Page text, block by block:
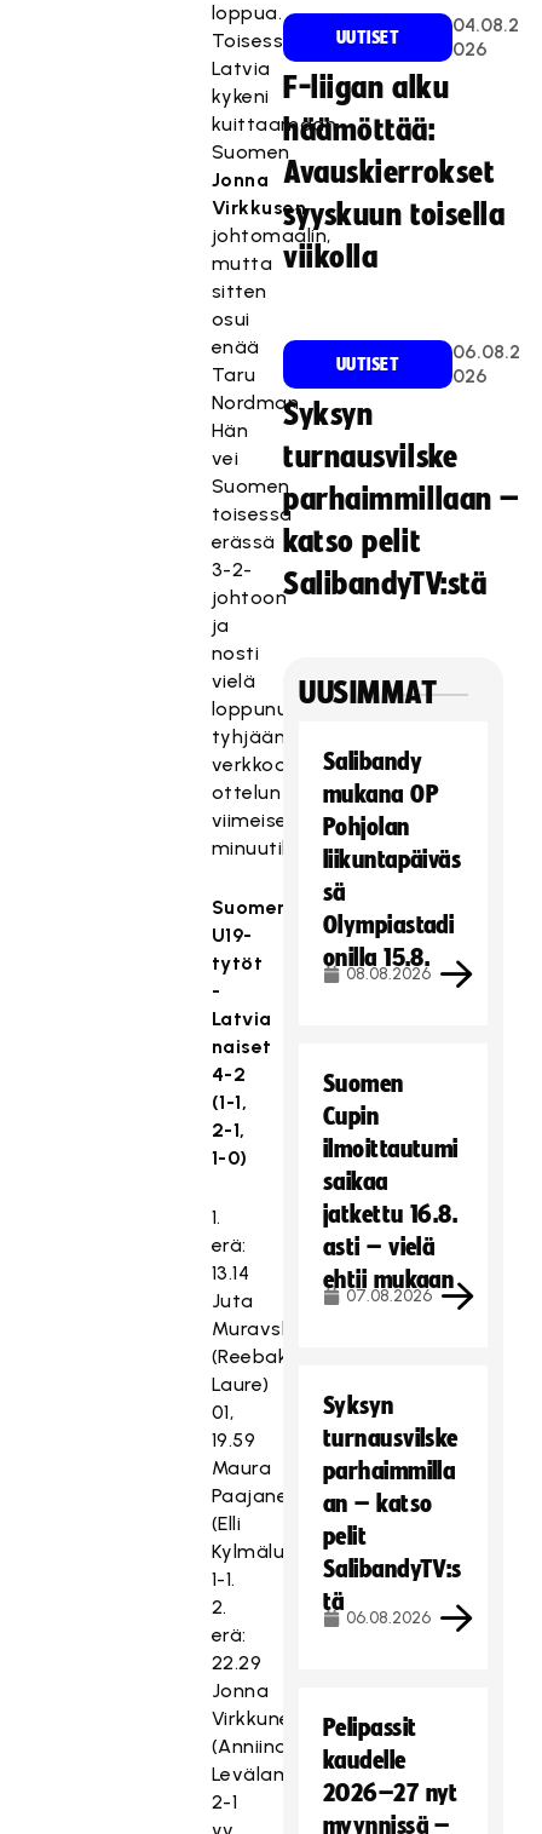
loppua.
Toisessa
Latvia
kykeni
kuittaamaan
Suomen
Jonna
Virkkusen
johtomaalin,
mutta
sitten
osui
enää
Taru
Nordman.
Hän
vei
Suomen
toisessa
erässä
3-2-
johtoon
ja
nosti
vielä
loppunumerot
tyhjään
verkkoon
ottelun
viimeisellä
minuutilla.
Suomen
U19-
tytöt
-
Latvia
naiset
4-2
(1-1,
2-1,
1-0)
1.
erä:
13.14
Juta
Muravska
(Reebaka
Laure)
01,
19.59
Maura
Paajanen
(Elli
Kylmäluoma)
1-1.
2.
erä:
22.29
Jonna
Virkkunen
(Anniina
Levälampi)
2-1
UUTISET
04.08.2
026
F-liigan alku
häämöttää:
Avauskierrokset
syyskuun toisella
viikolla
UUTISET
06.08.2
026
Syksyn
turnausvilske
parhaimmillaan –
katso pelit
SalibandyTV:stä
UUSIMMAT
Salibandy
mukana OP
Pohjolan
liikuntapäiväs
sä
Olympiastadi
onilla 15.8.
08.08.2026
Suomen
Cupin
ilmoittautumi
saikaa
jatkettu 16.8.
asti – vielä
ehtii mukaan
07.08.2026
Syksyn
turnausvilske
parhaimmilla
an – katso
pelit
SalibandyTV:s
tä
06.08.2026
Pelipassit
kaudelle
2026–27 nyt
myynnissä –